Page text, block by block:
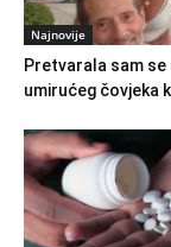
Najnovije
Pretvarala sam se
umirućeg čovjeka